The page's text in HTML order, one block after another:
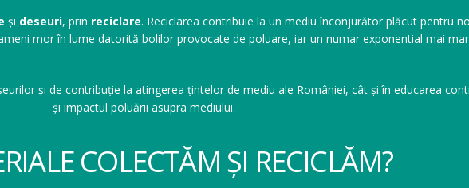
și deseuri, prin reciclare. Reciclarea contribuie la un mediu înconjurător plăcut pentru
mor în lume datorită bolilor provocate de poluare, iar un numar exponential mai
și de contribuție la atingerea țintelor de mediu ale României, cât și în educarea
și impactul poluării asupra mediului.
COLECTĂM ȘI RECICLĂM?